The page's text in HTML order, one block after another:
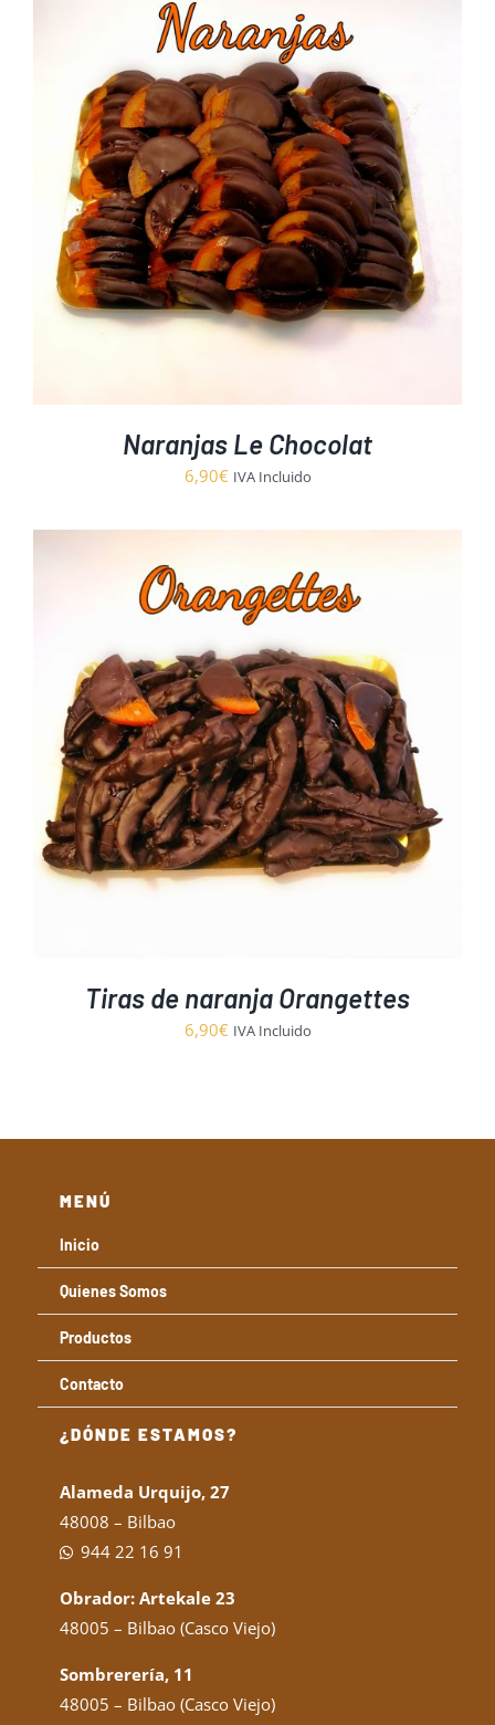
Naranjas Le Chocolat
6,90€ IVA Incluido
Tiras de naranja Orangettes
6,90€ IVA Incluido
MENÚ
Inicio
Quienes Somos
Productos
Contacto
¿DÓNDE ESTAMOS?
Alameda Urquijo, 27
48008 – Bilbao
944 22 16 91
Obrador: Artekale 23
48005 – Bilbao (Casco Viejo)
Sombrerería, 11
48005 – Bilbao (Casco Viejo)